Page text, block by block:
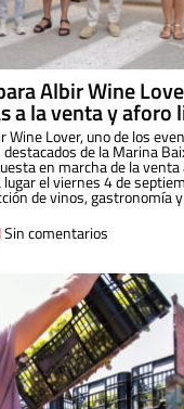
Albir Wine
a la venta y aforo
Wine Lover, uno de los
de la Marina
en marcha de la
el viernes 4 de
de vinos, gastronomía
Sin comentarios